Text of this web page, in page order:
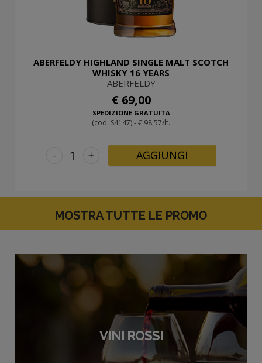
ABERFELDY HIGHLAND SINGLE MALT SCOTCH
WHISKY 16 YEARS
ABERFELDY
€ 69,00
SPEDIZIONE GRATUITA
(cod. S4147) - € 98,57/lt.
+
- AGGIUNGI
MOSTRA TUTTE LE PROMO
VINI ROSSI